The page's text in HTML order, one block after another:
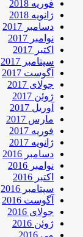
فوریه 2018
ژانویه 2018
دسامبر 2017
نوامبر 2017
اکتبر 2017
سپتامبر 2017
آگوست 2017
جولای 2017
ژوئن 2017
آوریل 2017
مارس 2017
فوریه 2017
ژانویه 2017
دسامبر 2016
نوامبر 2016
اکتبر 2016
سپتامبر 2016
آگوست 2016
جولای 2016
ژوئن 2016
می 2016